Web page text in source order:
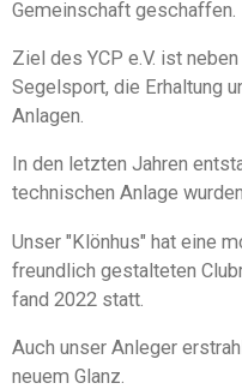
Gemeinschaft geschaffen.
Ziel des YCP e.V. ist
Segelsport, die Erhaltung
Anlagen.
In den letzten Jahren
technischen Anlage
Unser "Klönhus" hat eine
freundlich gestalteten
fand 2022 statt.
Auch unser Anleger
neuem Glanz.